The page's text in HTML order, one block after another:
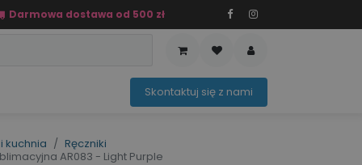
Darmowa dostawa od 500 zł
OFERTA SEZONOWASko​ntaktuj ​​​​się z nami​​​​
kuchnia
Ręczniki
AR083 - Light Purple